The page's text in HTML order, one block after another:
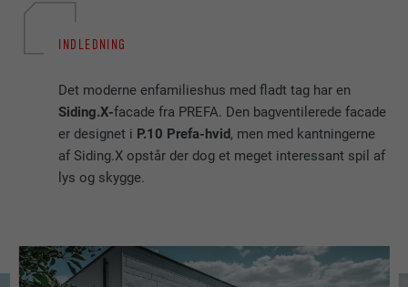
INDLEDNING
Det moderne enfamilieshus med fladt tag har en
Siding.X-facade fra PREFA. Den bagventilerede facade
er designet i P.10 Prefa-hvid, men med kantningerne
af Siding.X opstår der dog et meget interessant spil af
lys og skygge.